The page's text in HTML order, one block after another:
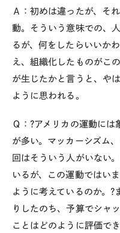
Ａ：初めは違ったが、そ
動。そういう意味での、
るが、何をしたらいいか
え、組織化したものがこ
が生じたかと言うと、や
ように思われる。
Ｑ：?アメリカの運動に
が多い。マッカーシズム
回はそういう人がいない
いるが、この運動ではい
ように考えているのか。?
りしたのち、予算でシャ
ことはどのように評価でき